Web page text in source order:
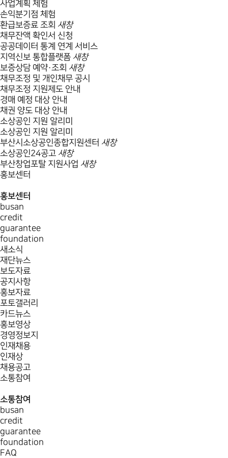
사업계획 체험
손익분기점 체험
환급보증료 조회 새창
채무잔액 확인서 신청
공공데이터 통계 연계 서비스
지역신보 통합플랫폼 새창
보증상담 예약·조회 새창
채무조정 및 개인채무 공시
채무조정 지원제도 안내
경매 예정 대상 안내
채권 양도 대상 안내
소상공인 지원 알리미
소상공인 지원 알리미
부산시소상공인종합지원센터 새창
소상공인24공고 새창
부산창업포탈 지원사업 새창
홍보센터
홍보센터
busan
credit
guarantee
foundation
새소식
재단뉴스
보도자료
공지사항
홍보자료
포토갤러리
카드뉴스
홍보영상
경영정보지
인재채용
인재상
채용공고
소통참여
소통참여
busan
credit
guarantee
foundation
FAQ